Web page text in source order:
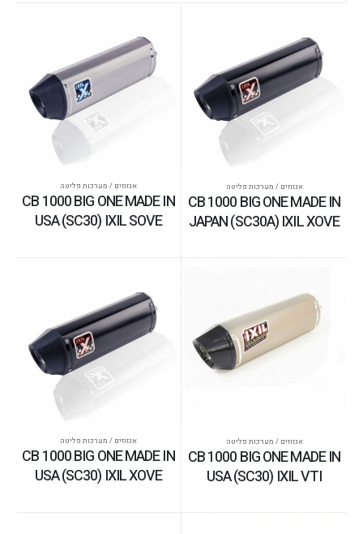
אגזוזים / מערכות פליטה
CB 1000 BIG ONE MADE IN
JAPAN (SC30A) IXIL XOVE
אגזוזים / מערכות פליטה
CB 1000 BIG ONE MADE IN
USA (SC30) IXIL SOVE
אגזוזים / מערכות פליטה
CB 1000 BIG ONE MADE IN
USA (SC30) IXIL VTI
אגזוזים / מערכות פליטה
CB 1000 BIG ONE MADE IN
USA (SC30) IXIL XOVE